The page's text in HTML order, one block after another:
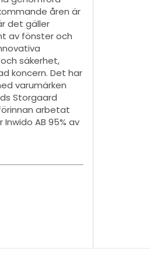
åren är
det gäller
av fönster och
säkerhet,
koncern. Det har
varumärken
Storgaard
arbetat
AB 95% av